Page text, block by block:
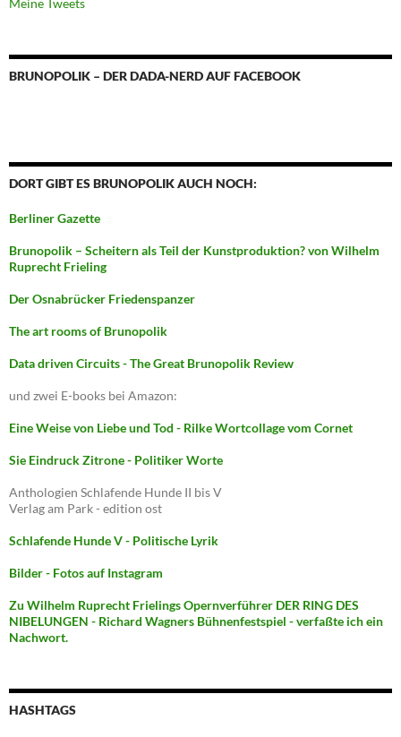
Meine Tweets
BRUNOPOLIK – DER DADA-NERD AUF FACEBOOK
DORT GIBT ES BRUNOPOLIK AUCH NOCH:
Berliner Gazette
Brunopolik – Scheitern als Teil der Kunstproduktion? von Wilhelm
Ruprecht Frieling
Der Osnabrücker Friedenspanzer
The art rooms of Brunopolik
Data driven Circuits - The Great Brunopolik Review
und zwei E-books bei Amazon:
Eine Weise von Liebe und Tod - Rilke Wortcollage vom Cornet
Sie Eindruck Zitrone - Politiker Worte
Anthologien Schlafende Hunde II bis V
Verlag am Park - edition ost
Schlafende Hunde V - Politische Lyrik
Bilder - Fotos auf Instagram
Zu Wilhelm Ruprecht Frielings Opernverführer DER RING DES
NIBELUNGEN - Richard Wagners Bühnenfestspiel - verfaßte ich ein
Nachwort.
HASHTAGS